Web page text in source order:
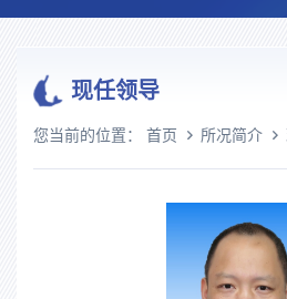
现任领导
您当前的位置： 首页 所况简介